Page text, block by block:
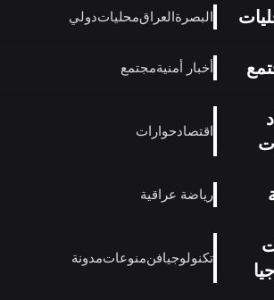
البصرةالعراقمحلياتدولي
أخبار أمنيةمجتمع
اقتصادحوارات
رياضة عراقية
تكنولوجيافنمنوعاتمدونة